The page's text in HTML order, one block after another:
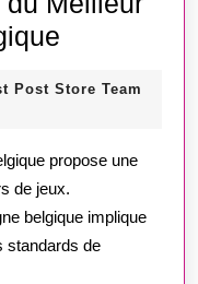
du
Casino
en
Ligne
Post Store Team
propose une
de jeux.
belgique implique
standards de